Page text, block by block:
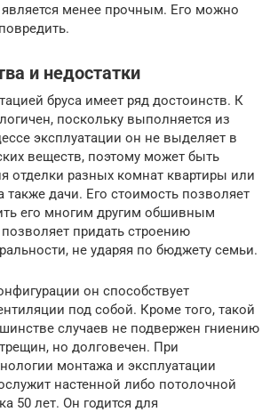
менее прочным. Его можно
и недостатки
бруса имеет ряд достоинств. К
поскольку выполняется из
эксплуатации он не выделяет в
веществ, поэтому может быть
отделки разных комнат квартиры или
также дачи. Его стоимость позволяет
его многим другим обшивным
придать строению
не ударяя по бюджету семьи.
он способствует
под собой. Кроме того, такой
случаев не подвержен гниению
но долговечен. При
монтажа и эксплуатации
настенной либо потолочной
50 лет. Он годится для